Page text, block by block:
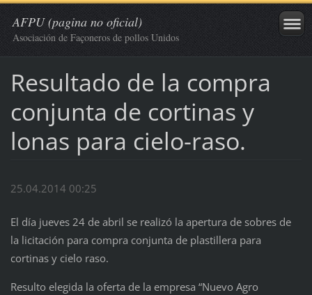
AFPU (pagina no oficial)
Asociación de Façoneros de pollos Unidos
Resultado de la compra
conjunta de cortinas y
lonas para cielo-raso.
25.04.2014 00:25
El día jueves 24 de abril se realizó la apertura de sobres de
la licitación para compra conjunta de plastillera para
cortinas y cielo raso.
Resulto elegida la oferta de la empresa “Nuevo Agro